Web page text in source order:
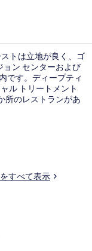
トは立地が良く、ゴ
ョン センターおよび
です。ディープティ
ル トリートメント
所のレストランがあ
設備には 2 つの屋外
スセンターがありま
関を利用できます。
すべて表示